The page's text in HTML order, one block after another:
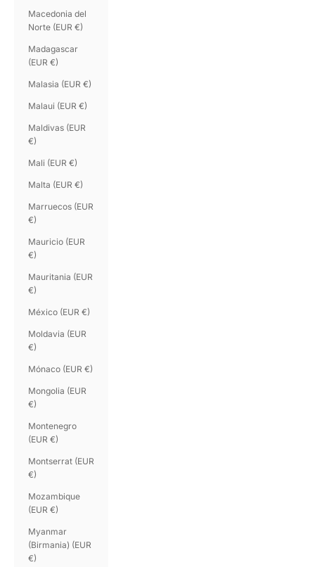
Macedonia del
Norte (EUR €)
Madagascar
(EUR €)
Malasia (EUR €)
Malaui (EUR €)
Maldivas (EUR
€)
Mali (EUR €)
Malta (EUR €)
Marruecos (EUR
€)
Mauricio (EUR
€)
Mauritania (EUR
€)
México (EUR €)
Moldavia (EUR
€)
Mónaco (EUR €)
Mongolia (EUR
€)
Montenegro
(EUR €)
Montserrat (EUR
€)
Mozambique
(EUR €)
Myanmar
(Birmania) (EUR
€)